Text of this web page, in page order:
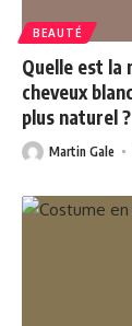
BEAUTÉ
Quelle est la
cheveux
plus naturel ?
Martin Gale